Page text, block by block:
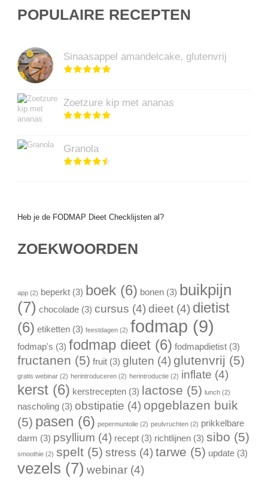
POPULAIRE RECEPTEN
Sinaasappel amandelcake, glutenvrij
Zoetzure kip met ananas
Granola
Heb je de FODMAP Dieet Checklijsten al?
ZOEKWOORDEN
app (2) beperkt (3) boek (6) bonen (3) buikpijn
(7) chocolade (3) cursus (4) dieet (4) dietist
(6) etiketten (3) feestdagen (2) fodmap (9)
fodmap's (3) fodmap dieet (6) fodmapdietist (3)
fructanen (5) fruit (3) gluten (4) glutenvrij (5)
gratis webinar (2) herintroduceren (2) herintroductie (2) inflate (4)
kerst (6) kerstrecepten (3) lactose (5) lunch (2)
nascholing (3) obstipatie (4) opgeblazen buik
(5) pasen (6) pepermuntolie (2) peulvruchten (2) prikkelbare
darm (3) psyllium (4) recept (3) richtlijnen (3) sibo (5)
smoothie (2) spelt (5) stress (4) tarwe (5) update (3)
vezels (7) webinar (4)